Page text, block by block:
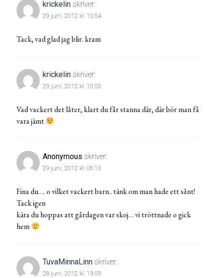
krickelin skriver:
29 juni, 2012 kl. 10:54
Tack, vad glad jag blir. kram
krickelin skriver:
29 juni, 2012 kl. 10:53
Vad vackert det låter, klart du får stanna där, där bör man få
vara jämt
Anonymous skriver:
29 juni, 2012 kl. 06:13
Fina du…. o vilket vackert barn.. tänk om man hade ett sånt!
Tack igen
kära du hoppas att gårdagen var skoj… vi tröttnade o gick
hem
TuvaMinnaLinn skriver:
28 juni, 2012 kl. 19:59